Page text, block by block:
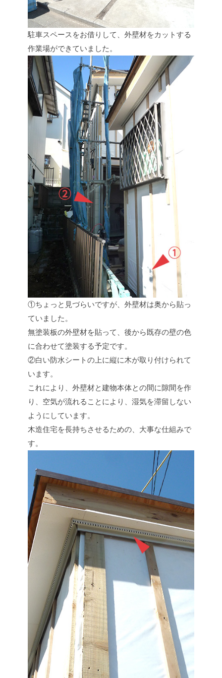
駐車スペースをお借りして、外壁材をカットする
作業場ができていました。
①ちょっと見づらいですが、外壁材は奥から貼っ
ていました。
無塗装板の外壁材を貼って、後から既存の壁の色
に合わせて塗装する予定です。
②白い防水シートの上に縦に木が取り付けられて
います。
これにより、外壁材と建物本体との間に隙間を作
り、空気が流れることにより、湿気を滞留しない
ようにしています。
木造住宅を長持ちさせるための、大事な仕組みで
す。